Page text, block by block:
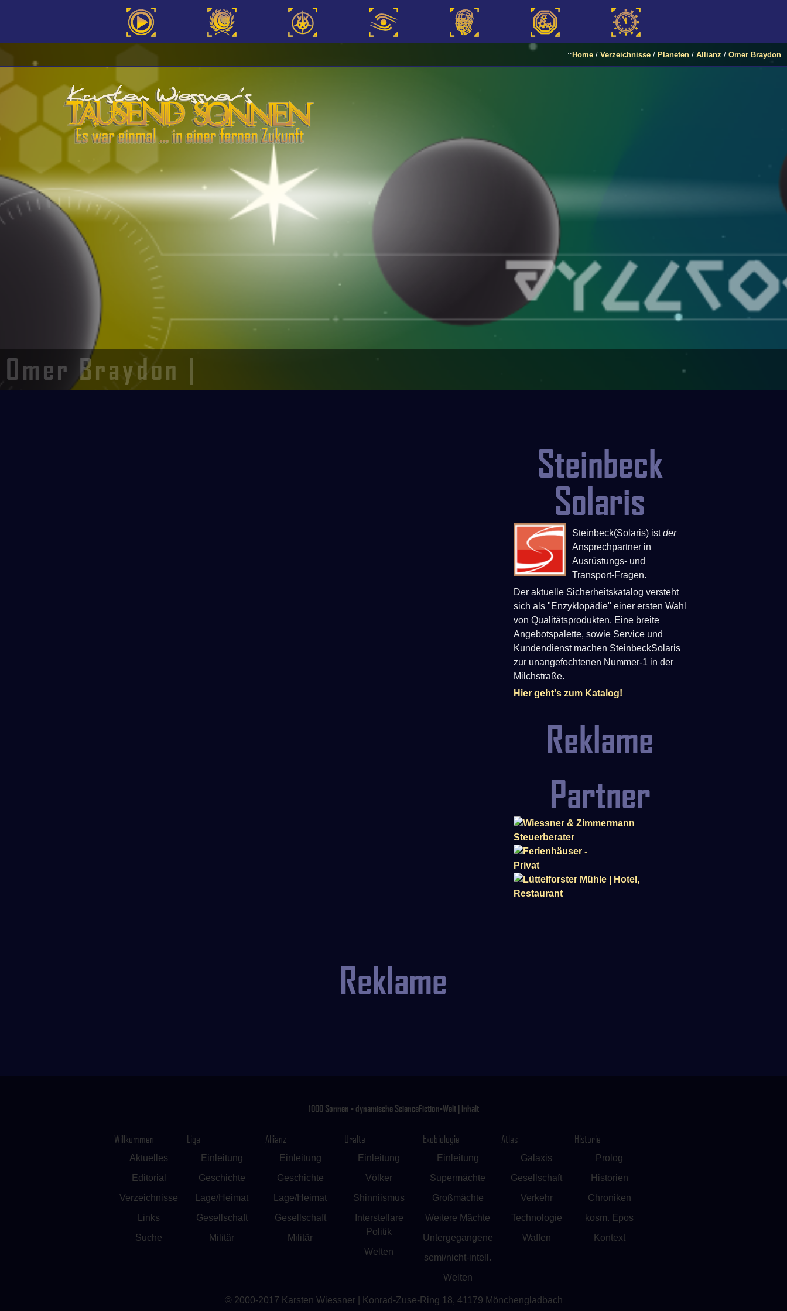
:: Home / Verzeichnisse / Planeten / Allianz / Omer Braydon
Omer Braydon |
Steinbeck
Solaris
Steinbeck(Solaris) istder
Ansprechpartner in
Ausrüstungs- und
Transport-Fragen.
Der aktuelle Sicherheitskatalog versteht
sich als "Enzyklopädie" einer ersten Wahl
von Qualitätsprodukten. Eine breite
Angebotspalette, sowie Service und
Kundendienst machen SteinbeckSolaris
zur unangefochtenen Nummer-1 in der
Milchstraße.
Hier geht's zum Katalog!
Reklame
Partner
Reklame
1000 Sonnen - dynamische ScienceFiction-Welt | Inhalt
Willkommen
Aktuelles
Editorial
Verzeichnisse
Links
Suche
Liga
Einleitung
Geschichte
Lage/Heimat
Gesellschaft
Militär
Allianz
Einleitung
Geschichte
Lage/Heimat
Gesellschaft
Militär
Uralte
Einleitung
Völker
Shinniismus
Interstellare
Politik
Welten
Exobiologie
Einleitung
Supermächte
Großmächte
Weitere Mächte
Untergegangene
semi/nicht-intell.
Welten
Atlas
Galaxis
Gesellschaft
Verkehr
Technologie
Waffen
Historie
Prolog
Historien
Chroniken
kosm. Epos
Kontext
© 2000-2017 Karsten Wiessner | Konrad-Zuse-Ring 18, 41179 Mönchengladbach